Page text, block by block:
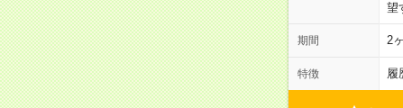
望
期間 2
特徴 履